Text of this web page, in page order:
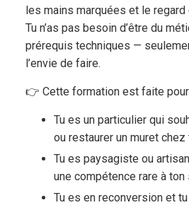
les mains marquées et le regard
Tu n’as pas besoin d’être du
prérequis techniques —
l’envie de faire.
👉 Cette formation est faite
Tu es un particulier qui
ou restaurer un muret chez
Tu es paysagiste ou
une compétence rare à
Tu es en reconversion et